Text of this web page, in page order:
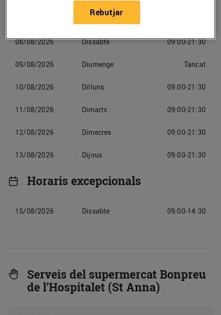
Divendres
08/08/2026 Dissabte 09:00-21:30
09/08/2026 Diumenge Tancat
10/08/2026 Dilluns 09:00-21:30
11/08/2026 Dimarts 09:00-21:30
12/08/2026 Dimecres 09:00-21:30
13/08/2026 Dijous 09:00-21:30
Horaris excepcionals
15/08/2026 Dissabte 09:00-14:30
Serveis del supermercat Bonpreu
de l'Hospitalet (St Anna)
Rebutjar